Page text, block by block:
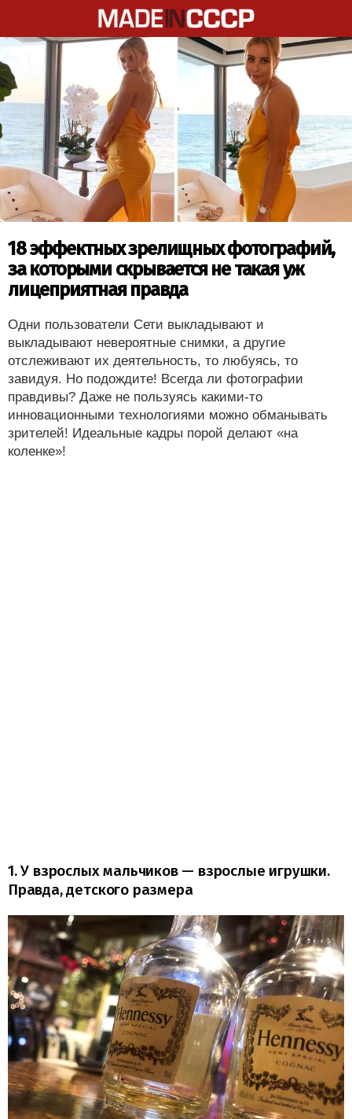
18 эффектных зрелищных фотографий,
за которыми скрывается не такая уж
лицеприятная правда
Одни пользователи Сети выкладывают и
выкладывают невероятные снимки, а другие
отслеживают их деятельность, то любуясь, то
завидуя. Но подождите! Всегда ли фотографии
правдивы? Даже не пользуясь какими-то
инновационными технологиями можно обманывать
зрителей! Идеальные кадры порой делают «на
коленке»!
1. У взрослых мальчиков — взрослые игрушки.
Правда, детского размера